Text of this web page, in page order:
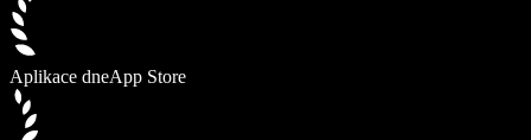
Aplikace dneApp Store